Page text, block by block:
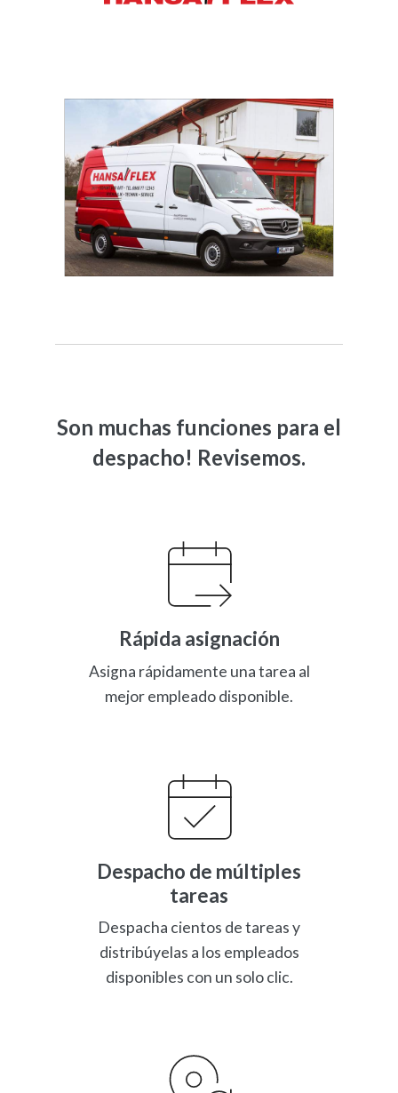
Son muchas funciones para el
despacho! Revisemos.
Rápida asignación
Asigna rápidamente una tarea al
mejor empleado disponible.
Despacho de múltiples
tareas
Despacha cientos de tareas y
distribúyelas a los empleados
disponibles con un solo clic.